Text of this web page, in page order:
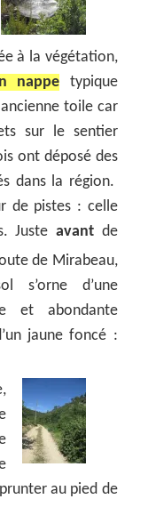
à la végétation,
nappe typique
toile car
sur le sentier
ont déposé des
dans la région.
de pistes : celle
Juste avantde
de Mirabeau,
s’orne d’une
et abondante
jaune foncé :
au pied de